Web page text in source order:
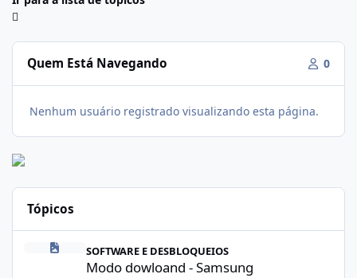
Quem Está Navegando 0
Nenhum usuário registrado visualizando esta página.
Tópicos
Modo dowloand - Samsung
SOFTWARE E DESBLOQUEIOS
Modo dowloand - Samsung